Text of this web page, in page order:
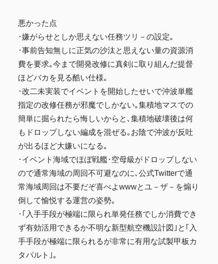
悪かった点
･嫌がらせとしか思えない任務ツリ－の設定｡
･事前告知無しに正気の沙汰と思えない量の資源消
費を要求｡今まで開発改修に真剣に取り組んだ提督
ほどバカを見る酷い仕様｡
･改二未実装でイベントを開始したせいで沖波単艦
指定の改修任務が邪魔でしかない｡集積地マスでの
簡単に掘られたら悔しいからと､集積地破壊後は何
もドロップしない編成を混ぜる｡お陰で沖波が反吐
が出るほど大嫌いになる｡
･イベント海域でほぼ戦艦･空母級がドロップしない
ので通常海域の周回不可避なのに､公式Twitterで通
常海域周回は不要だぞ喜べよwwwとユ－ザ－を煽り
倒して愉悦する運営の姿勢｡
･｢入手手段が極端に限られ単発任務でしか消費でき
ず有効活用できるか不明な新型航空機設計図｣と｢入
手手段が極端に限られるが非常に有用な試製甲板カ
タパルト｣｡